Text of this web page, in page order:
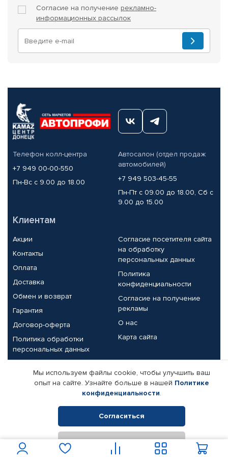
Согласие на получение рекламно-
информационных рассылок
Телефон колл-центра
+7 949 00-00-550
Пн-Вс с 9.00 до 18.00
Автосалон (отдел продаж
автомобилей)
+7 949 503-45-55
Пн-Пт с 09.00 до 18.00, Сб с
9.00 до 15.00
Клиентам
Акции
Контакты
Оплата
Доставка
Обмен и возврат
Гарантия
Договор-оферта
Политика обработки
персональных данных
Согласие посетителя сайта
на обработку
персональных данных
Политика
конфиденциальности
Согласие на получение
рекламы
О нас
Карта сайта
Партнерам
Корпоративным клиентам
Поставщикам
Реквизиты компании
© КАМАЗ ЦЕНТР ДОНЕЦК, 2015-2026. Все права защищены.
Интернет-магазин автомобильных товаров Автопрофи.
Мы используем файлы cookie, чтобы улучшить ваш
опыт на сайте. Узнайте больше в нашей Политике
конфиденциальности.
Согласиться
Отклонить